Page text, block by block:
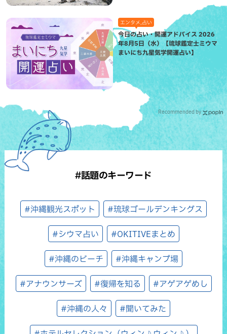
エンタメ,占い
今日の占い・開運アドバイス 2026
年8月5日（水）【琉球鑑定士ミウマ
まいにち九星気学開運占い】
Recommended by
#話題のキーワード
#沖縄観光スポット #琉球ゴールデンキングス
#シウマ占い #OKITIVEまとめ
#沖縄のビーチ #沖縄キャンプ場
#アナウンサーズ #復帰を知る #アゲアゲめし
#沖縄の人々 #聞いてみた